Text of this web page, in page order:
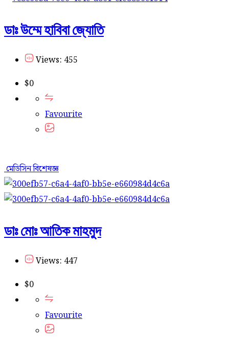
ডাঃ উম্মে হাবিবা জ্যোতি
Views: 455
$0
Favourite
মেডিসিন বিশেষজ্ঞ
ডাঃ মোঃ আতিক মাহমুদ
Views: 447
$0
Favourite